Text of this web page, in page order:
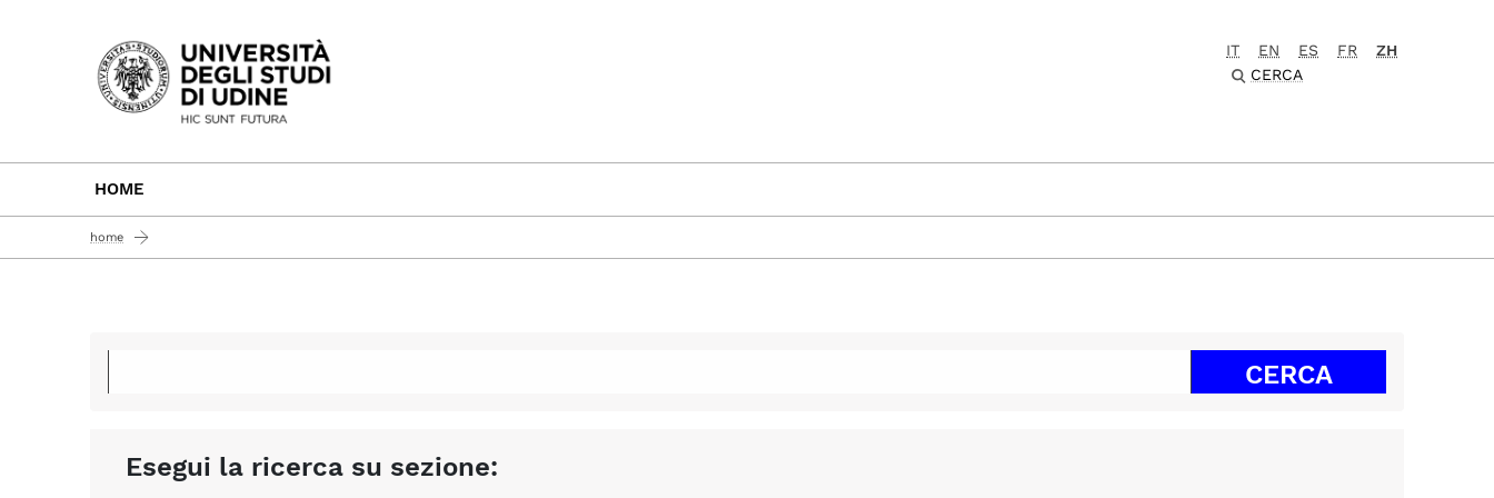
Passa al contenuto principale
IT EN ES FR
ZH
CERCA
HOME
home
Esegui la ricerca su sezione: